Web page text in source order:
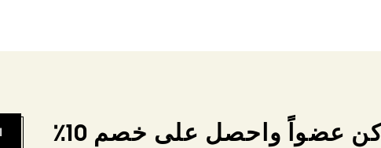
كن عضواً واحصل على خصم 10٪